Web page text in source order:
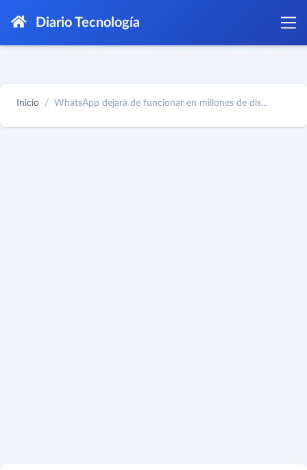
Diario Tecnología
Inicio WhatsApp dejará de funcionar en millones de dis...